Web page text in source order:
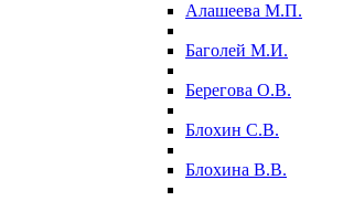
Алашеева М.П.
Баголей М.И.
Берегова О.В.
Блохин С.В.
Блохина В.В.